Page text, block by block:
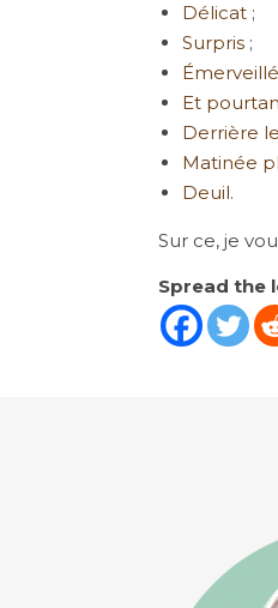
Délicat ;
Surpris ;
Émerveillé
Et
Derrière
Matinée
Deuil.
Sur ce, je
Spread the